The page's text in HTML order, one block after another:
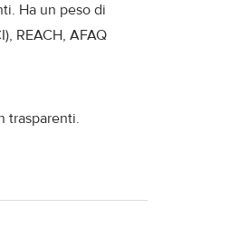
Ha un peso di
REACH, AFAQ
trasparenti.